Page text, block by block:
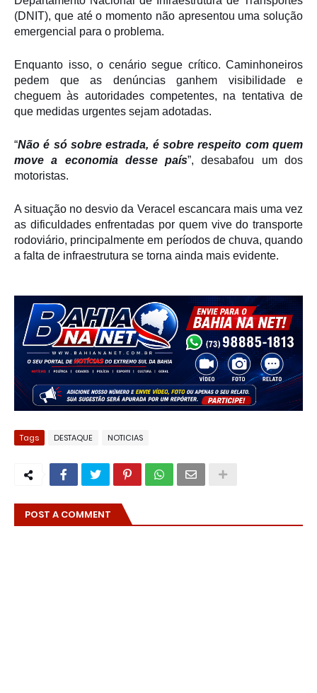
(DNIT), que até o momento não apresentou uma solução
emergencial para o problema.
Enquanto isso, o cenário segue crítico. Caminhoneiros
pedem que as denúncias ganhem visibilidade e
cheguem às autoridades competentes, na tentativa de
que medidas urgentes sejam adotadas.
“Não é só sobre estrada, é sobre respeito com quem
move a economia desse país”, desabafou um dos
motoristas.
A situação no desvio da Veracel escancara mais uma vez
as dificuldades enfrentadas por quem vive do transporte
rodoviário, principalmente em períodos de chuva, quando
a falta de infraestrutura se torna ainda mais evidente.
Tags DESTAQUE NOTICIAS
POST A COMMENT